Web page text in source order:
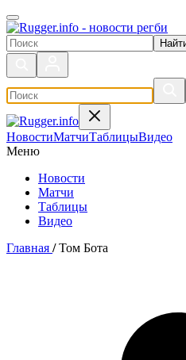
Поиск по сайту
НовостиМатчиТаблицыВидео
Меню
Новости
Матчи
Таблицы
Видео
Главная / Том Бота